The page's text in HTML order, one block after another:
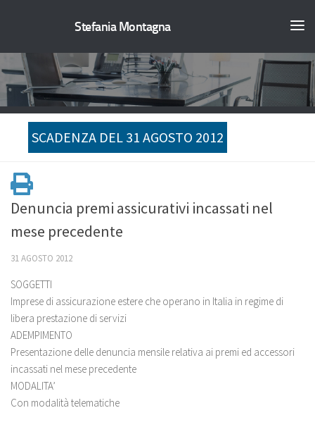
Stefania Montagna
SCADENZA DEL 31 AGOSTO 2012
Denuncia premi assicurativi incassati nel
mese precedente
31 AGOSTO 2012
SOGGETTI
Imprese di assicurazione estere che operano in Italia in regime di
libera prestazione di servizi
ADEMPIMENTO
Presentazione delle denuncia mensile relativa ai premi ed accessori
incassati nel mese precedente
MODALITA’
Con modalità telematiche